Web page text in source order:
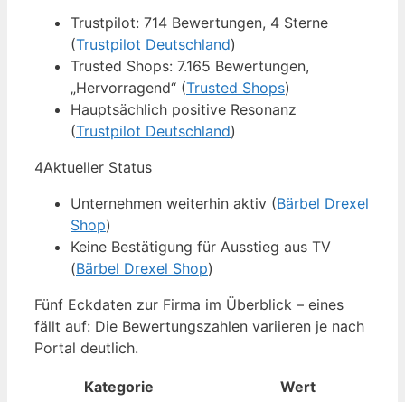
Trustpilot: 714 Bewertungen, 4 Sterne
(Trustpilot Deutschland)
Trusted Shops: 7.165 Bewertungen,
„Hervorragend“ (Trusted Shops)
Hauptsächlich positive Resonanz
(Trustpilot Deutschland)
4Aktueller Status
Unternehmen weiterhin aktiv (Bärbel Drexel
Shop)
Keine Bestätigung für Ausstieg aus TV
(Bärbel Drexel Shop)
Fünf Eckdaten zur Firma im Überblick – eines
fällt auf: Die Bewertungszahlen variieren je nach
Portal deutlich.
Kategorie
Wert